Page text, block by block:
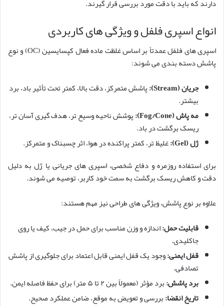
دارند که باید با دقت مورد بررسی قرار گیرند.
انواع اسپری فلفل و ویژگی های کاربردی
اسپری های فلفل عمدتاً بر اساس غلظت ماده فعال کپسایسین (OC) و نوع
پاشش دسته بندی می شوند:
جریان (Stream):
پاشش متمرکز، دقت بالا، کمتر تحت تأثیر باد، برد
بیشتر.
مه پاش (Fog/Cone):
پوشش ناحیه وسیع تر، هدف گیری آسان تر،
ریسک برگشت در باد.
ژل (Gel):
غلیظ تر، کمتر پراکنده در هوا، اثر چسبناک و متمرکز.
برای استفاده روزمره و دفاع شخصی، اسپری های جریانی یا ژل به دلیل
دقت و کاهش ریسک برگشت به سمت خود کاربر، توصیه می شوند.
علاوه بر نوع پاشش، ویژگی های طراحی نیز مهم هستند:
قابلیت حمل:اندازه و وزن مناسب برای حمل در جیب، کیف یا روی
جاکلیدی.
قفل ایمنی:وجود یک قفل ایمنی قابل اعتماد برای جلوگیری از پاشش
تصادفی.
برد پاشش:برد مؤثر (معمولاً بین ۲ تا ۵ متر) برای حفظ فاصله ایمن.
تاریخ انقضا:بررسی و تعویض به موقع، ضامن عملکرد صحیح.